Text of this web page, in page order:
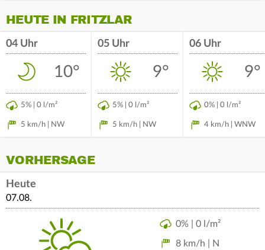
HEUTE IN FRITZLAR
04 Uhr
10°
5% | 0 l/m²
5 km/h | NW
05 Uhr
9°
5% | 0 l/m²
5 km/h | NW
06 Uhr
9°
0% | 0 l/m²
4 km/h | WNW
VORHERSAGE
Heute
07.08.
0% | 0 l/m²
8 km/h | N